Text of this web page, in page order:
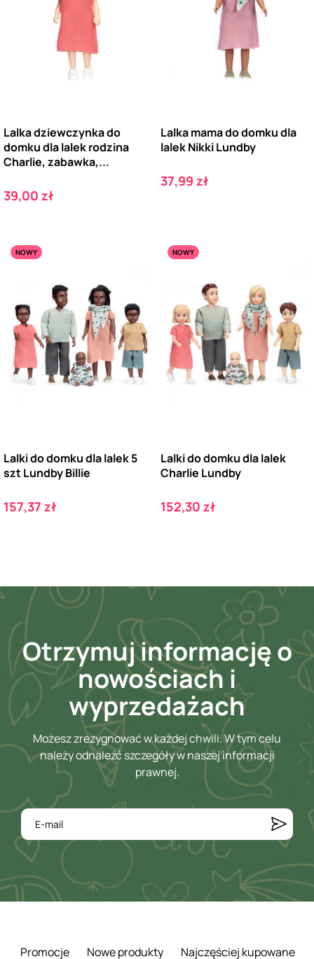
Lalka dziewczynka do
domku dla lalek rodzina
Charlie, zabawka,...
Cena
39,00 zł
Lalka mama do domku dla
lalek Nikki Lundby
Cena
37,99 zł
NOWY
Lalki do domku dla lalek 5
szt Lundby Billie
Cena
157,37 zł
NOWY
Lalki do domku dla lalek
Charlie Lundby
Cena
152,30 zł
Otrzymuj informację o
nowościach i
wyprzedażach
Możesz zrezygnować w każdej chwili. W tym celu
należy odnaleźć szczegóły w naszej informacji
prawnej.
Promocje Nowe produkty Najczęściej kupowane